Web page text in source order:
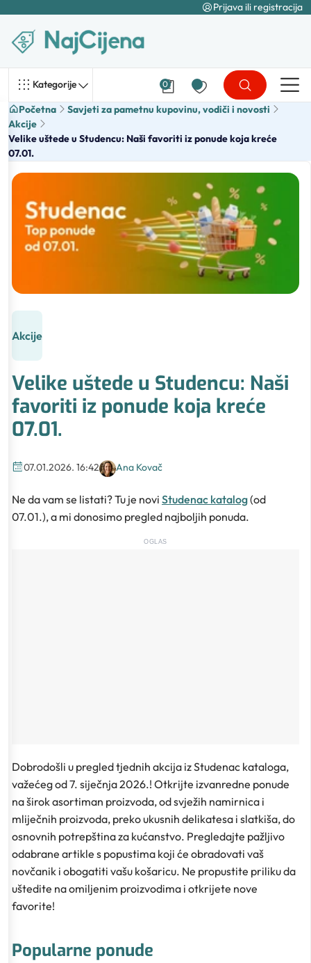
Prijava ili registracija
Kategorije 0
Početna
Savjeti za pametnu kupovinu, vodiči i novosti
Akcije
Velike uštede u Studencu: Naši favoriti iz ponude koja kreće
07.01.
Akcije
Velike uštede u Studencu: Naši
favoriti iz ponude koja kreće
07.01.
07.01.2026. 16:42 Ana Kovač
Ne da vam se listati? Tu je novi Studenac katalog(od
07.01.), a mi donosimo pregled najboljih ponuda.
OGLAS
Dobrodošli u pregled tjednih akcija iz Studenac kataloga,
važećeg od 7. siječnja 2026.! Otkrijte izvanredne ponude
na širok asortiman proizvoda, od svježih namirnica i
mliječnih proizvoda, preko ukusnih delikatesa i slatkiša, do
osnovnih potrepština za kućanstvo. Pregledajte pažljivo
odabrane artikle s popustima koji će obradovati vaš
novčanik i obogatiti vašu košaricu. Ne propustite priliku da
uštedite na omiljenim proizvodima i otkrijete nove
favorite!
Popularne ponude